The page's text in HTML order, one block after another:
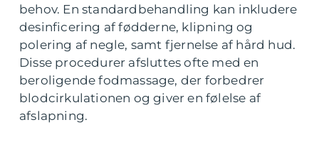
behov. En standardbehandling kan inkludere
desinficering af fødderne, klipning og
polering af negle, samt fjernelse af hård hud.
Disse procedurer afsluttes ofte med en
beroligende fodmassage, der forbedrer
blodcirkulationen og giver en følelse af
afslapning.